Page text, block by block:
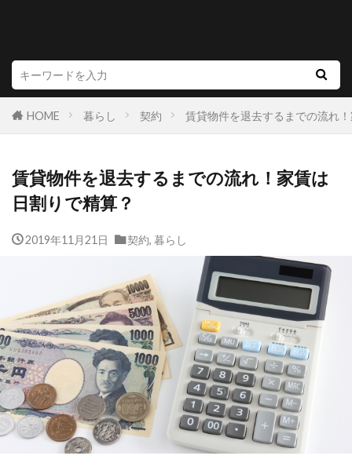
HOME 暮らし 契約 賃貸物件を退去するまでの流れ
賃貸物件を退去するまでの流れ！家賃は
日割りで精算？
2019年11月21日 契約, 暮らし